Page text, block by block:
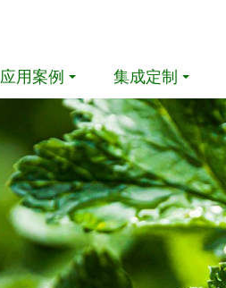
应用案例 集成定制